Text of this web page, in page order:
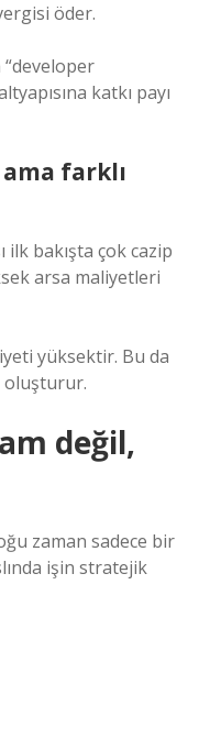
öder.
katkı payı
farklı
ilk bakışta çok cazip
arsa maliyetleri
yüksektir. Bu da
oluşturur.
değil,
zaman sadece bir
işin stratejik